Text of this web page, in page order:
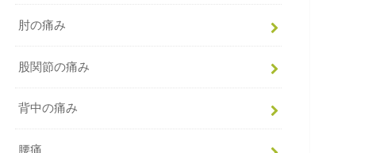
肘の痛み
股関節の痛み
背中の痛み
腰痛